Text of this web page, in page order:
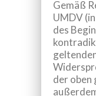
Gemäß
UMDV
des
der oben